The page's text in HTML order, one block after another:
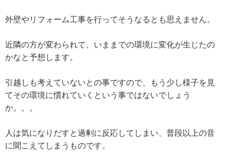
外壁やリフォーム工事を行ってそうなるとも思えません。
近隣の方が変わられて、いままでの環境に変化が生じたの
かなと予想します。
引越しも考えていないとの事ですので、もう少し様子を見
てその環境に慣れていくという事ではないでしょう
か。。。
人は気になりだすと過剰に反応してしまい、普段以上の音
に聞こえてしまうものです。